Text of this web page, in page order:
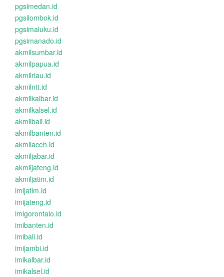
pgsimedan.id
pgsilombok.id
pgsimaluku.id
pgsimanado.id
akmilsumbar.id
akmilpapua.id
akmilriau.id
akmilntt.id
akmilkalbar.id
akmilkalsel.id
akmilbali.id
akmilbanten.id
akmilaceh.id
akmiljabar.id
akmiljateng.id
akmiljatim.id
imijatim.id
imijateng.id
imigorontalo.id
imibanten.id
imibali.id
imijambi.id
imikalbar.id
imikalsel.id